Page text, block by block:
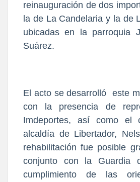
reinauguración de dos
la de La Candelaria y la de
ubicadas en la parroquia
Suárez.
El acto se desarrolló este
con la presencia de
Imdeportes, así como el
alcaldía de Libertador,
rehabilitación fue posible
conjunto con la Guardia
cumplimiento de las